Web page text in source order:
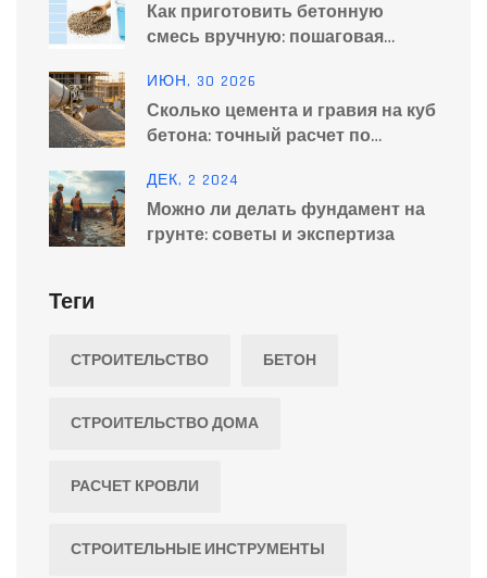
Как приготовить бетонную
смесь вручную: пошаговая
секреты качества
ИЮН, 30 2026
Сколько цемента и гравия на куб
бетона: точный расчет по
ДЕК, 2 2024
Можно ли делать фундамент на
грунте: советы и экспертиза
Теги
СТРОИТЕЛЬСТВО БЕТОН
СТРОИТЕЛЬСТВО ДОМА
РАСЧЕТ КРОВЛИ
СТРОИТЕЛЬНЫЕ ИНСТРУМЕНТЫ